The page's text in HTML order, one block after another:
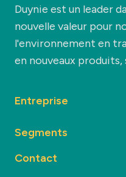
Duynie est un leader
nouvelle valeur pour
l'environnement en
en nouveaux
Entreprise
Segments
Contact